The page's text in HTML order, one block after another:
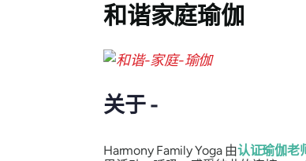
和谐家庭瑜伽
关于 -
Harmony Family Yoga 由认证瑜伽老